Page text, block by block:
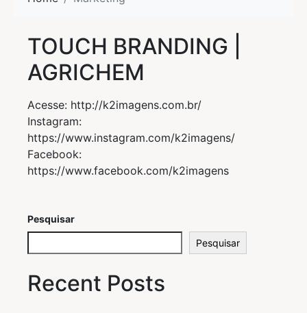
TOUCH BRANDING |
AGRICHEM
Acesse: http://k2imagens.com.br/
Instagram:
https://www.instagram.com/k2imagens/
Facebook:
https://www.facebook.com/k2imagens
Pesquisar
Pesquisar
Recent Posts